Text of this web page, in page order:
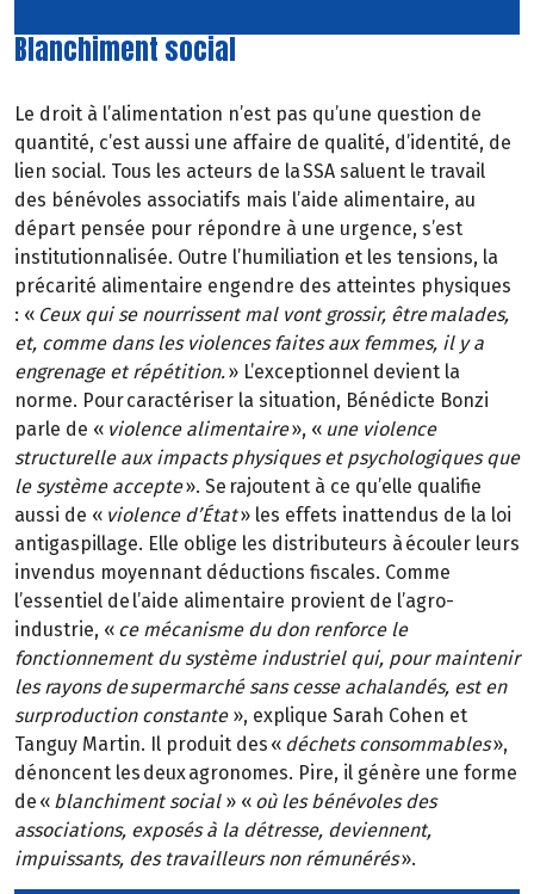
Blanchiment social
Le droit à l’alimentation n’est pas qu’une question de
quantité, c’est aussi une affaire de qualité, d’identité, de
lien social. Tous les acteurs de la SSA saluent le travail
des bénévoles associatifs mais l’aide alimentaire, au
départ pensée pour répondre à une urgence, s’est
institutionnalisée. Outre l’humiliation et les tensions, la
précarité alimentaire engendre des atteintes physiques
: « Ceux qui se nourrissent mal vont grossir, être malades,
et, comme dans les violences faites aux femmes, il y a
engrenage et répétition.» L’exceptionnel devient la
norme. Pour caractériser la situation, Bénédicte Bonzi
parle de « violence alimentaire», « une violence
structurelle aux impacts physiques et psychologiques que
le système accepte». Se rajoutent à ce qu’elle qualifie
aussi de « violence d’État» les effets inattendus de la loi
antigaspillage. Elle oblige les distributeurs à écouler leurs
invendus moyennant déductions fiscales. Comme
l’essentiel de l’aide alimentaire provient de l’agro-
industrie, « ce mécanisme du don renforce le
fonctionnement du système industriel qui, pour maintenir
les rayons de supermarché sans cesse achalandés, est en
surproduction constante», explique Sarah Cohen et
Tanguy Martin. Il produit des « déchets consommables»,
dénoncent les deux agronomes. Pire, il génère une forme
de « blanchiment social» « où les bénévoles des
associations, exposés à la détresse, deviennent,
impuissants, des travailleurs non rémunérés».